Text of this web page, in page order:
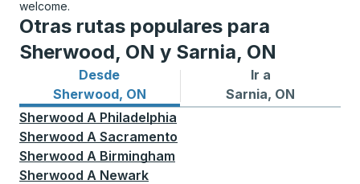
welcome.
Otras rutas populares para
Sherwood, ON y Sarnia, ON
Desde
Sherwood, ON
Rutas de autobuses desde Sherwood, ON
Ir a
Sarnia, ON
Rutas de autobuses a
Sherwood A Philadelphia
Sherwood A Sacramento
Sherwood A Birmingham
Sherwood A Newark